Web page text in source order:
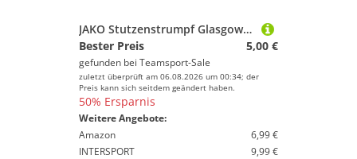
JAKO Stutzenstrumpf Glasgow 2.0 4 (39-42) Lila
Bester Preis
5,00 €
gefunden bei Teamsport-Sale
zuletzt überprüft am 06.08.2026 um 00:34; der
Preis kann sich seitdem geändert haben.
50% Ersparnis
Weitere Angebote:
Amazon
6,99 €
INTERSPORT
9,99 €